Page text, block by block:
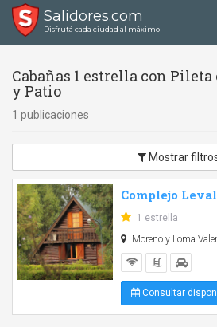
Salidores.com
Disfrutá cada ciudad al máximo
Cabañas 1 estrella con
y Patio
1 publicaciones
Mostrar
Complejo
1 estrella
Moreno y Loma
Consultar